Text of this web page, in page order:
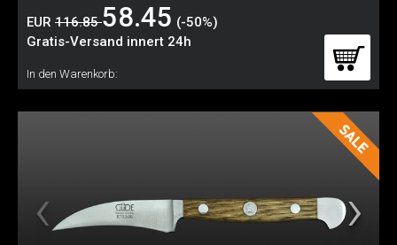
EUR 116.8558.45 (-50%)
Gratis-Versand innert 24h
In den Warenkorb: